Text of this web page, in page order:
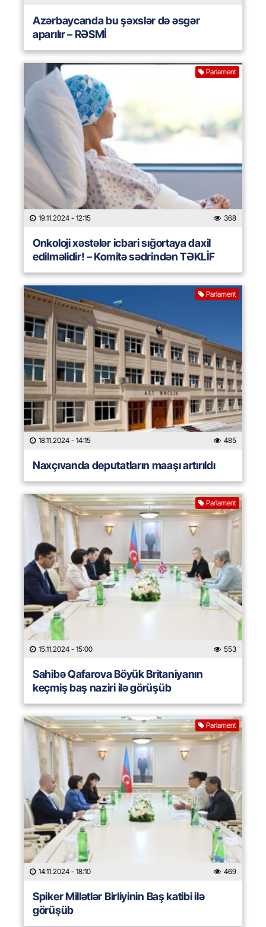
Azərbaycanda bu şəxslər də əsgər
aparılır – RƏSMİ
Parlament
19.11.2024 - 12:15 368
Onkoloji xəstələr icbari sığortaya daxil
edilməlidir! – Komitə sədrindən TƏKLİF
Parlament
18.11.2024 - 14:15 485
Naxçıvanda deputatların maaşı artırıldı
Parlament
15.11.2024 - 15:00 553
Sahibə Qafarova Böyük Britaniyanın
keçmiş baş naziri ilə görüşüb
Parlament
14.11.2024 - 18:10 469
Spiker Millətlər Birliyinin Baş katibi ilə
görüşüb